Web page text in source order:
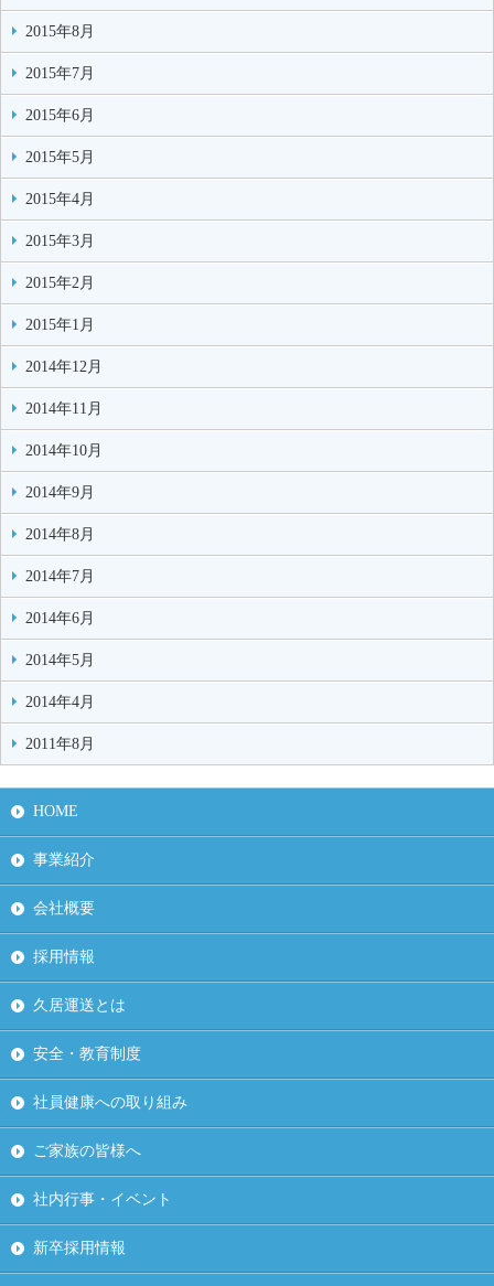
2015年8月
2015年7月
2015年6月
2015年5月
2015年4月
2015年3月
2015年2月
2015年1月
2014年12月
2014年11月
2014年10月
2014年9月
2014年8月
2014年7月
2014年6月
2014年5月
2014年4月
2011年8月
HOME
事業紹介
会社概要
採用情報
久居運送とは
安全・教育制度
社員健康への取り組み
ご家族の皆様へ
社内行事・イベント
新卒採用情報